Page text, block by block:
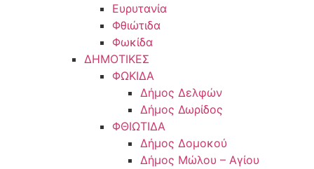
Ευρυτανία
Φθιώτιδα
Φωκίδα
ΔΗΜΟΤΙΚΕΣ
ΦΩΚΙΔΑ
Δήμος Δελφών
Δήμος Δωρίδος
ΦΘΙΩΤΙΔΑ
Δήμος Δομοκού
Δήμος Μώλου – Αγίου